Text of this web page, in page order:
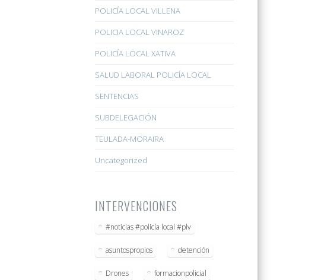
POLICÍA LOCAL VILLENA
POLICIA LOCAL VINAROZ
POLICÍA LOCAL XATIVA
SALUD LABORAL POLICÍA LOCAL
SENTENCIAS
SUBDELEGACIÓN
TEULADA-MORAIRA
Uncategorized
INTERVENCIONES
#noticias #policía local #plv
asuntospropios detención
Drones formacionpolicial